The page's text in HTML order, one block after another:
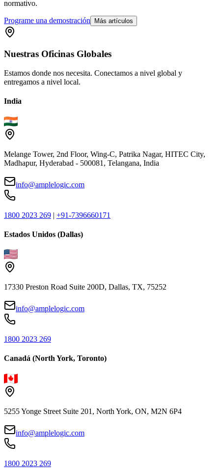
normativo.
Programe una demostración Más artículos
Nuestras Oficinas Globales
Estamos donde nos necesita. Conectamos a nivel global y
entregamos a nivel local.
India
Melange Tower, 2nd Floor, Wing-C, Patrika Nagar, HITEC City,
Madhapur, Hyderabad - 500081, Telangana, India
info@amplelogic.com
1800 2023 269 | +91-7396660171
Estados Unidos (Dallas)
17330 Preston Road Suite 200D, Dallas, TX, 75252
info@amplelogic.com
1800 2023 269
Canadá (North York, Toronto)
5255 Yonge Street Suite 201, North York, ON, M2N 6P4
info@amplelogic.com
1800 2023 269